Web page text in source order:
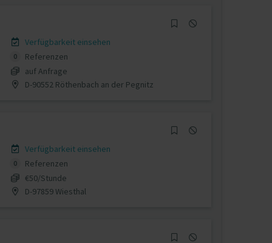
Verfügbarkeit einsehen
0
Referenzen
auf Anfrage
D-90552 Röthenbach an der Pegnitz
Verfügbarkeit einsehen
0
Referenzen
€50/Stunde
D-97859 Wiesthal